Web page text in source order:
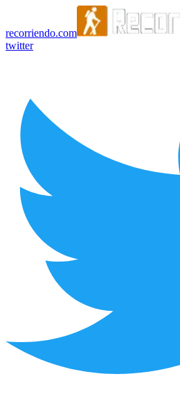
recorriendo.com
twitter